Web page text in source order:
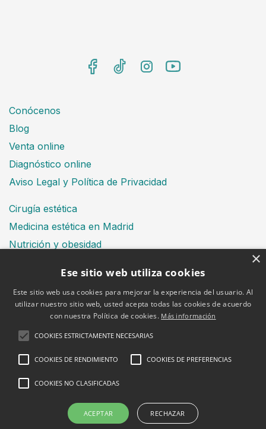
Conócenos
Blog
Venta online
Diagnóstico online
Aviso Legal y Política de Privacidad
Cirugía estética
Medicina estética en Madrid
Nutrición y obesidad
Financiación
Política de cookies
2026 © Clínica Bruselas
×
Ese sitio web utiliza cookies
Este sitio web usa cookies para mejorar la experiencia del usuario. Al
utilizar nuestro sitio web, usted acepta todas las cookies de acuerdo
con nuestra Política de cookies. Más información
COOKIES ESTRICTAMENTE NECESARIAS
COOKIES DE RENDIMIENTO COOKIES DE PREFERENCIAS
COOKIES NO CLASIFICADAS
ACEPTAR RECHAZAR